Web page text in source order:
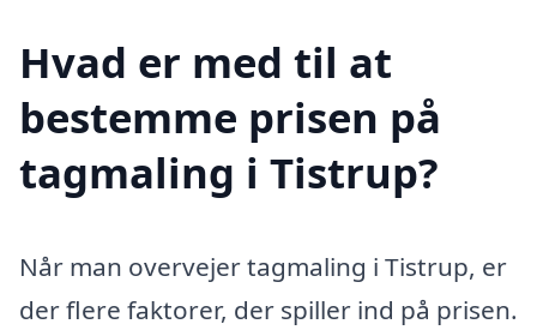
Hvad er med til at
bestemme prisen på
tagmaling i Tistrup?
Når man overvejer tagmaling i Tistrup, er
der flere faktorer, der spiller ind på prisen.